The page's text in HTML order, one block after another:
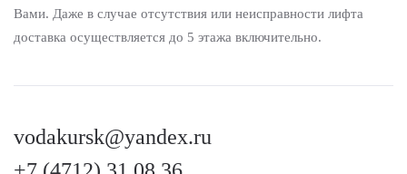
Вами. Даже в случае отсутствия или неисправности лифта
доставка осуществляется до 5 этажа включительно.
vodakursk@yandex.ru